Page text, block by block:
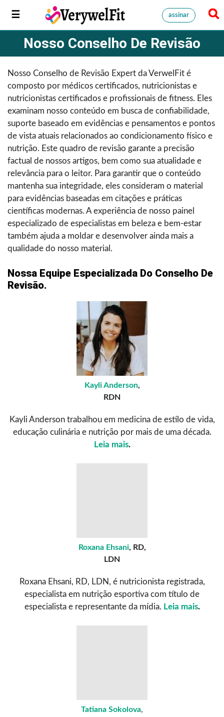
assinar
Nosso Conselho De Revisão
Nosso Conselho de Revisão Expert da VerwelFit é
composto por médicos certificados, nutricionistas e
nutricionistas certificados e profissionais de fitness. Eles
examinam nosso conteúdo em busca de confiabilidade,
suporte baseado em evidências e pensamentos e pontos
de vista atuais relacionados ao condicionamento físico e
nutrição. Este quadro de revisão garante a precisão
factual de nossos artigos, bem como sua atualidade e
relevância para o leitor. Para garantir que o conteúdo
mantenha sua integridade, eles consideram o material
para evidências baseadas em citações e práticas
científicas modernas. A experiência de nosso painel
especializado de especialistas em beleza e bem-estar
também ajuda a moldar e desenvolver ainda mais a
qualidade do nosso material.
Nossa Equipe Especializada Do Conselho De
Revisão.
Kayli Anderson,
RDN
Kayli Anderson trabalhou em medicina de estilo de vida,
educação culinária e nutrição por mais de uma década.
Leia mais.
Roxana Ehsani, RD,
LDN
Roxana Ehsani, RD, LDN, é nutricionista registrada,
especialista em nutrição esportiva com título de
especialista e representante da mídia. Leia mais.
Tatiana Sokolova,